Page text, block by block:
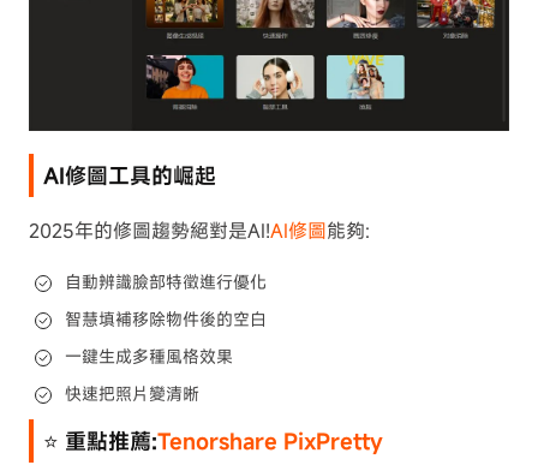
AI修圖工具的崛起
2025年的修圖趨勢絕對是AI!AI修圖能夠:
自動辨識臉部特徵進行優化
智慧填補移除物件後的空白
一鍵生成多種風格效果
快速把照片變清晰
⭐ 重點推薦:Tenorshare PixPretty